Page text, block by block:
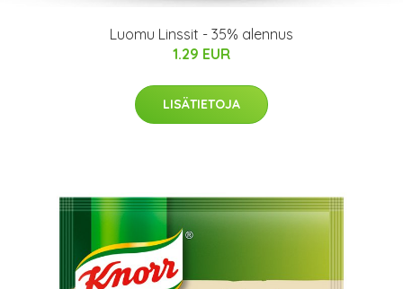
Luomu Linssit - 35% alennus
1.29 EUR
LISÄTIETOJA